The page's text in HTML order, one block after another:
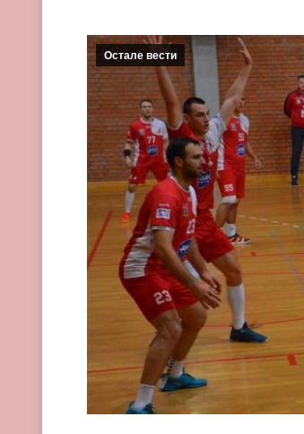
Остале вести